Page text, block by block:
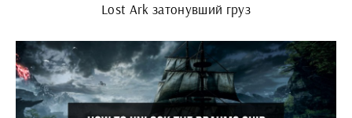
Lost Ark затонувший груз